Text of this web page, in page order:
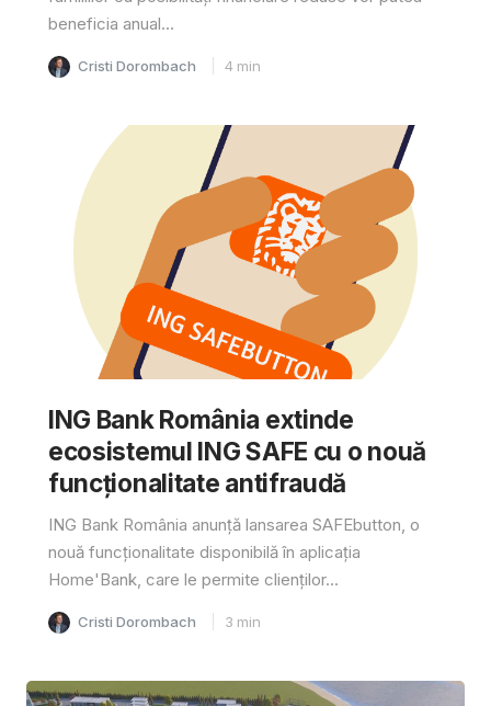
beneficia anual...
Cristi Dorombach 4 min
ING Bank România extinde
ecosistemul ING SAFE cu o nouă
funcționalitate antifraudă
ING Bank România anunță lansarea SAFEbutton, o
nouă funcționalitate disponibilă în aplicația
Home'Bank, care le permite clienților...
Cristi Dorombach 3 min